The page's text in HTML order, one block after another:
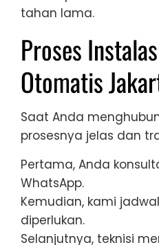
tahan lama.
Proses
Otomatis
Saat Anda
prosesnya jelas dan
Pertama, Anda
WhatsApp.
Kemudian, kami
diperlukan.
Selanjutnya, teknisi